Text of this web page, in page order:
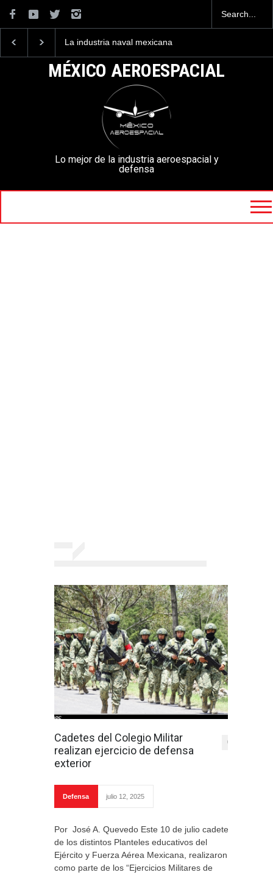
La industria naval mexicana
la Armada de México
mexicanos cuesta 2.9
millones de dólares
MÉXICO AEROESPACIAL
Lo mejor de la industria aeroespacial y
defensa
Cadetes del Colegio Militar
realizan ejercicio de defensa
exterior
0
Defensa julio 12, 2025
Por José A. Quevedo Este 10 de julio cadetes
de los distintos Planteles educativos del
Ejército y Fuerza Aérea Mexicana, realizaron
como parte de los “Ejercicios Militares de